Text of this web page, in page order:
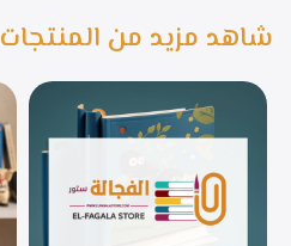
شاهد مزيد من المنتجات